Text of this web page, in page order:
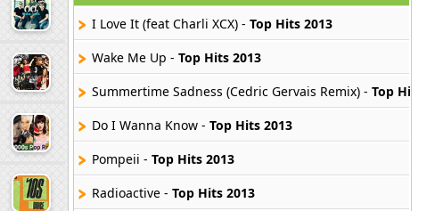
I Love It (feat Charli XCX) - Top Hits 2013
Wake Me Up - Top Hits 2013
Summertime Sadness (Cedric Gervais Remix) - Top Hits
Do I Wanna Know - Top Hits 2013
Pompeii - Top Hits 2013
Radioactive - Top Hits 2013